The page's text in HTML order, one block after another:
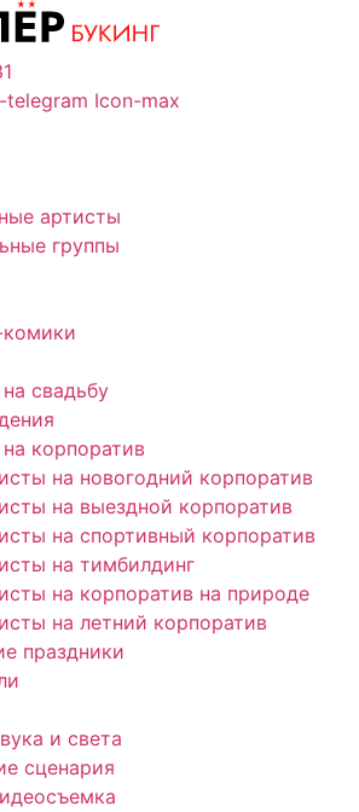
telegram Icon-max
артисты
группы
свадьбу
корпоратив
на новогодний корпоратив
на выездной корпоратив
на спортивный корпоратив
на тимбилдинг
на корпоратив на природе
на летний корпоратив
праздники
и света
сценария